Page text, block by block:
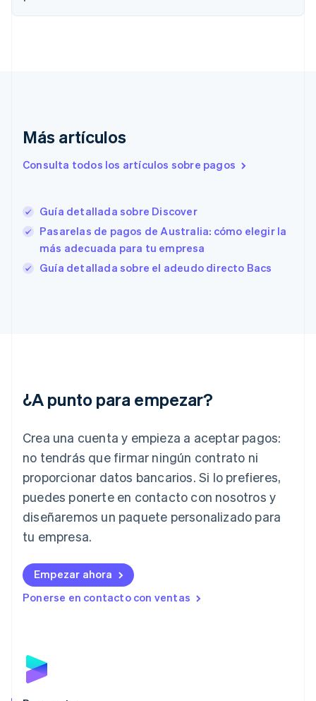
Más artículos
Consulta todos los artículos sobre pagos
Guía detallada sobre Discover
Pasarelas de pagos de Australia: cómo elegir la
más adecuada para tu empresa
Guía detallada sobre el adeudo directo Bacs
¿A punto para empezar?
Crea una cuenta y empieza a aceptar pagos:
no tendrás que firmar ningún contrato ni
proporcionar datos bancarios. Si lo prefieres,
puedes ponerte en contacto con nosotros y
diseñaremos un paquete personalizado para
tu empresa.
Empezar ahora
Ponerse en contacto con ventas
English
Eslovenia
English Italiano
España
EnglishEspañol简体中文
Estonia
English
EnglishSvenska
India
English
Italia
ItalianoEnglish
Japón
日本語 English
Letonia
Liechtenstein
Lituania
English
Luxemburgo
Malta
English